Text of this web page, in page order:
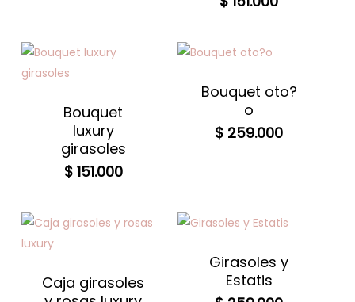
Bouquet
luxury
girasoles
$151.000
Bouquet oto?
o
$ 259.000
Caja girasoles
Girasoles y
Estatis